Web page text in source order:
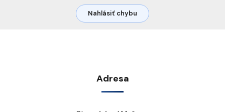
Nahlásiť chybu
Adresa